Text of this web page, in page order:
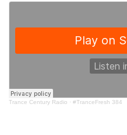
Trance Century Radio · #TranceFresh 384